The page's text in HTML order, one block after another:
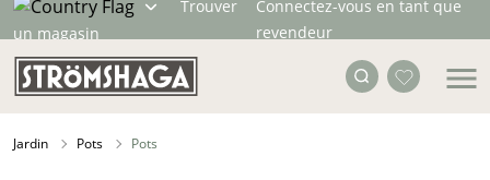
Trouver
un magasin
Connectez-vous en tant que
revendeur
Jardin Pots Pots